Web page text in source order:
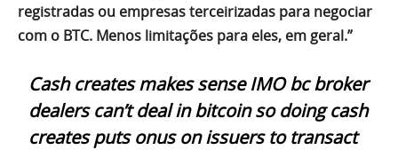
registradas ou empresas terceirizadas para negociar
com o BTC. Menos limitações para eles, em geral.”
Cash creates makes sense IMO bc broker
dealers can’t deal in bitcoin so doing cash
creates puts onus on issuers to transact